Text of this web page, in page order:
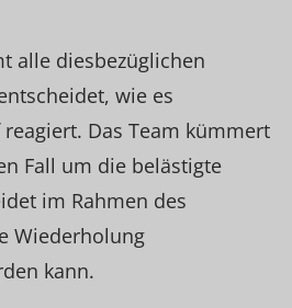
alle diesbezüglichen
wie es
Das Team kümmert
Fall um die belästigte
im Rahmen des
Wiederholung
kann.